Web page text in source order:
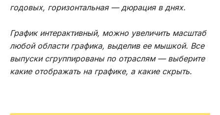
годовых, горизонтальная — дюрация в днях.
График интерактивный, можно увеличить масштаб
любой области графика, выделив ее мышкой. Все
выпуски сгруппированы по отраслям — выберите
какие отображать на графике, а какие скрыть.